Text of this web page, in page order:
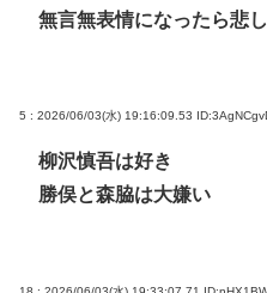
無言無表情になったら悲
5 : 2026/06/03(水) 19:16:09.53
柳沢慎吾は好き
勝俣と森脇は大嫌い